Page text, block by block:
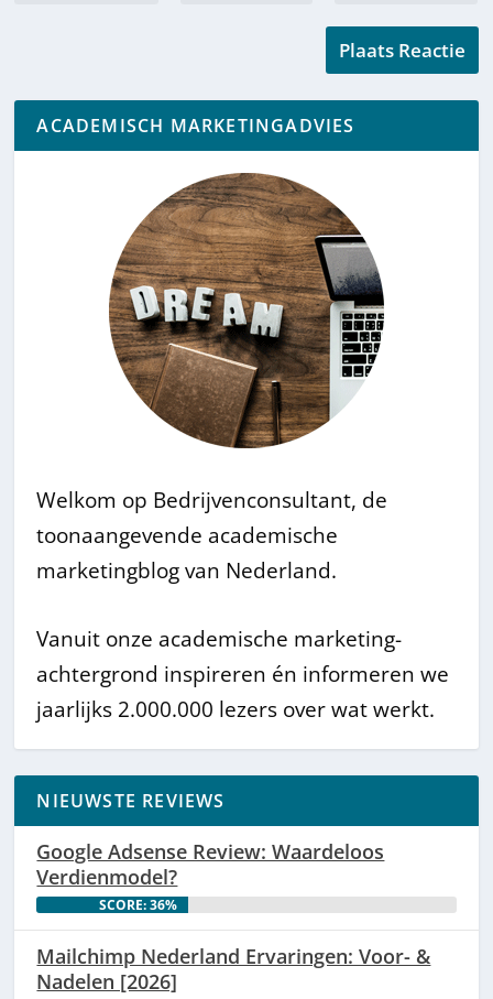
ACADEMISCH MARKETINGADVIES
Welkom op Bedrijvenconsultant, de
toonaangevende academische
marketingblog van Nederland.
Vanuit onze academische marketing-
achtergrond inspireren én informeren we
jaarlijks 2.000.000 lezers over wat werkt.
NIEUWSTE REVIEWS
Google Adsense Review: Waardeloos
Verdienmodel?
SCORE: 36%
Mailchimp Nederland Ervaringen: Voor- &
Nadelen [2026]